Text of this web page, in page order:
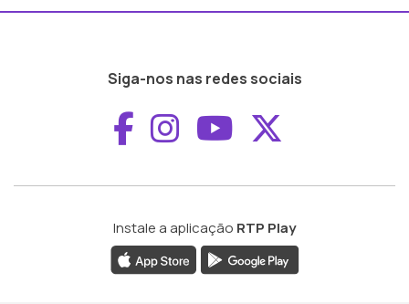
Siga-nos nas redes sociais
Aceder ao
Aceder ao
Aceder ao
Instale a aplicação RTP Play